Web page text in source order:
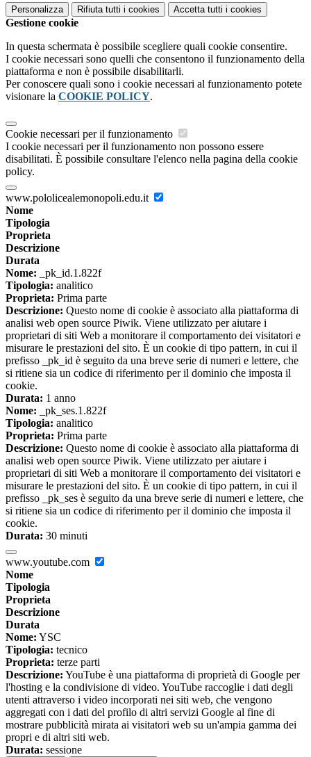
Personalizza Rifiuta tutti i cookies Accetta tutti i cookies
Gestione cookie
In questa schermata è possibile scegliere quali cookie consentire.
I cookie necessari sono quelli che consentono il funzionamento della
piattaforma e non è possibile disabilitarli.
Per conoscere quali sono i cookie necessari al funzionamento potete
visionare la COOKIE POLICY.
Cookie necessari per il funzionamento
I cookie necessari per il funzionamento non possono essere
disabilitati. È possibile consultare l'elenco nella pagina della cookie
policy.
www.pololicealemonopoli.edu.it
Nome
Tipologia
Proprieta
Descrizione
Durata
Nome: _pk_id.1.822f
Tipologia: analitico
Proprieta: Prima parte
Descrizione: Questo nome di cookie è associato alla piattaforma di
analisi web open source Piwik. Viene utilizzato per aiutare i
proprietari di siti Web a monitorare il comportamento dei visitatori e
misurare le prestazioni del sito. È un cookie di tipo pattern, in cui il
prefisso _pk_id è seguito da una breve serie di numeri e lettere, che
si ritiene sia un codice di riferimento per il dominio che imposta il
cookie.
Durata: 1 anno
Nome: _pk_ses.1.822f
Tipologia: analitico
Proprieta: Prima parte
Descrizione: Questo nome di cookie è associato alla piattaforma di
analisi web open source Piwik. Viene utilizzato per aiutare i
proprietari di siti Web a monitorare il comportamento dei visitatori e
misurare le prestazioni del sito. È un cookie di tipo pattern, in cui il
prefisso _pk_ses è seguito da una breve serie di numeri e lettere, che
si ritiene sia un codice di riferimento per il dominio che imposta il
cookie.
Durata: 30 minuti
www.youtube.com
Nome
Tipologia
Proprieta
Descrizione
Durata
Nome: YSC
Tipologia: tecnico
Proprieta: terze parti
Descrizione: YouTube è una piattaforma di proprietà di Google per
l'hosting e la condivisione di video. YouTube raccoglie i dati degli
utenti attraverso i video incorporati nei siti web, che vengono
aggregati con i dati del profilo di altri servizi Google al fine di
mostrare pubblicità mirata ai visitatori web su un'ampia gamma dei
propri e di altri siti web.
Durata: sessione